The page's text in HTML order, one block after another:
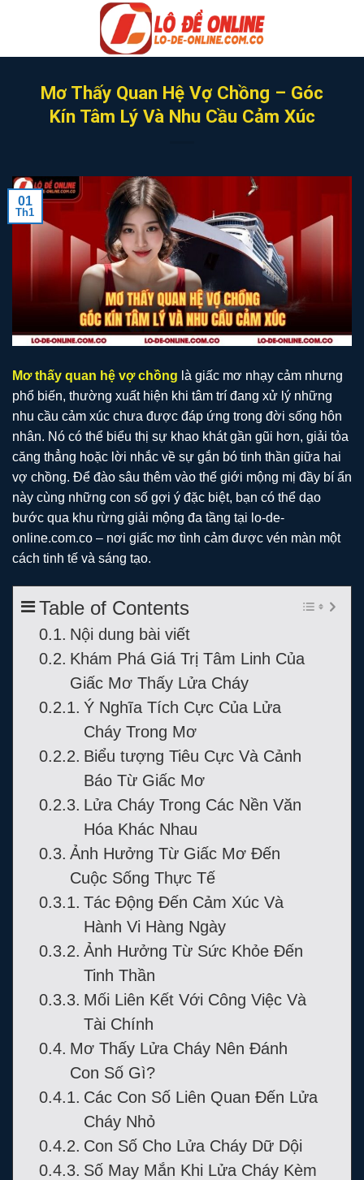
Mơ Thấy Quan Hệ Vợ Chồng – Góc
Kín Tâm Lý Và Nhu Cầu Cảm Xúc
01
Th1
Mơ thấy quan hệ vợ chồng là giấc mơ nhạy cảm nhưng
phổ biến, thường xuất hiện khi tâm trí đang xử lý những
nhu cầu cảm xúc chưa được đáp ứng trong đời sống hôn
nhân. Nó có thể biểu thị sự khao khát gần gũi hơn, giải tỏa
căng thẳng hoặc lời nhắc về sự gắn bó tinh thần giữa hai
vợ chồng. Để đào sâu thêm vào thế giới mộng mị đầy bí ẩn
này cùng những con số gợi ý đặc biệt, bạn có thể dạo
bước qua khu rừng giải mộng đa tầng tại lo-de-
online.com.co – nơi giấc mơ tình cảm được vén màn một
cách tinh tế và sáng tạo.
Table of Contents
Nội dung bài viết
Khám Phá Giá Trị Tâm Linh Của
Giấc Mơ Thấy Lửa Cháy
Ý Nghĩa Tích Cực Của Lửa
Cháy Trong Mơ
Biểu tượng Tiêu Cực Và Cảnh
Báo Từ Giấc Mơ
Lửa Cháy Trong Các Nền Văn
Hóa Khác Nhau
Ảnh Hưởng Từ Giấc Mơ Đến
Cuộc Sống Thực Tế
Tác Động Đến Cảm Xúc Và
Hành Vi Hàng Ngày
Ảnh Hưởng Từ Sức Khỏe Đến
Tinh Thần
Mối Liên Kết Với Công Việc Và
Tài Chính
Mơ Thấy Lửa Cháy Nên Đánh
Con Số Gì?
Các Con Số Liên Quan Đến Lửa
Cháy Nhỏ
Con Số Cho Lửa Cháy Dữ Dội
Số May Mắn Khi Lửa Cháy Kèm